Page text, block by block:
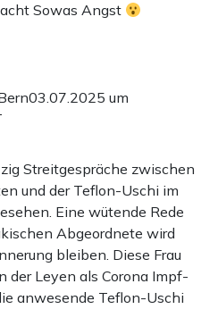
Sowas Angst
03.07.2025 um
Streitgespräche zwischen
und der Teflon-Uschi im
Eine wütende Rede
Abgeordnete wird
bleiben. Diese Frau
der Leyen als Corona Impf-
anwesende Teflon-Uschi